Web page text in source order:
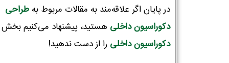
در پایان اگر علاقه‌مند به مقالات مربوط به طراحی
دکوراسیون‌ داخلی هستید، پیشنهاد می‌کنیم
دکوراسیون داخلی را از دست ندهید!